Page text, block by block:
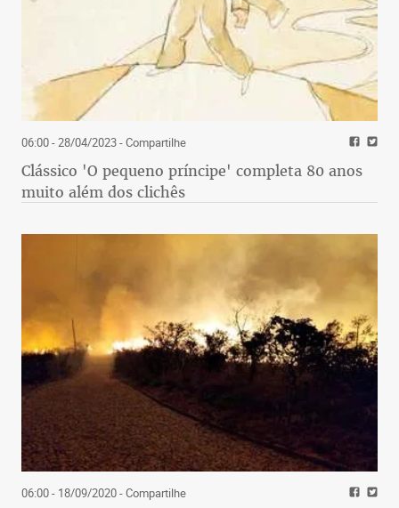
06:00 - 28/04/2023- Compartilhe
Clássico 'O pequeno príncipe' completa 80 anos
muito além dos clichês
06:00 - 18/09/2020- Compartilhe